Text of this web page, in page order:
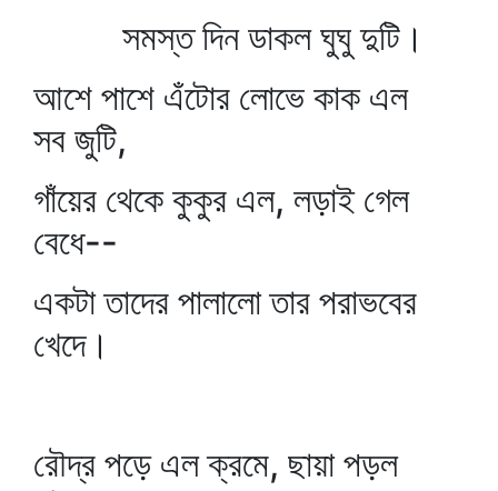
সমস্ত দিন ডাকল ঘুঘু দুটি।
আশে পাশে এঁটোর লোভে কাক এল
সব জুটি,
গাঁয়ের থেকে কুকুর এল, লড়াই গেল
বেধে--
একটা তাদের পালালো তার পরাভবের
খেদে।
রৌদ্র পড়ে এল ক্রমে, ছায়া পড়ল